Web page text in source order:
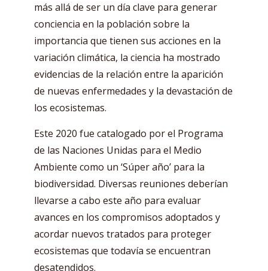
más allá de ser un día clave para generar
conciencia en la población sobre la
importancia que tienen sus acciones en la
variación climática, la ciencia ha mostrado
evidencias de la relación entre la aparición
de nuevas enfermedades y la devastación de
los ecosistemas.
Este 2020 fue catalogado por el Programa
de las Naciones Unidas para el Medio
Ambiente como un ‘Súper año’ para la
biodiversidad. Diversas reuniones deberían
llevarse a cabo este año para evaluar
avances en los compromisos adoptados y
acordar nuevos tratados para proteger
ecosistemas que todavía se encuentran
desatendidos.